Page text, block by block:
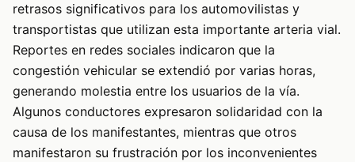
retrasos significativos para los automovilistas y
transportistas que utilizan esta importante arteria vial.
Reportes en redes sociales indicaron que la
congestión vehicular se extendió por varias horas,
generando molestia entre los usuarios de la vía.
Algunos conductores expresaron solidaridad con la
causa de los manifestantes, mientras que otros
manifestaron su frustración por los inconvenientes